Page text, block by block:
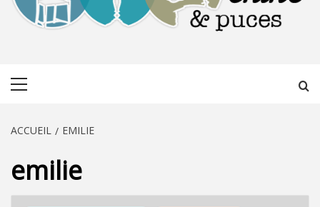
ACCUEIL EMILIE
emilie